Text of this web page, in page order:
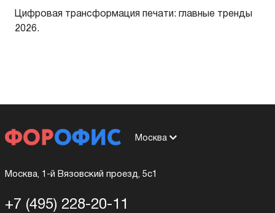
Цифровая трансформация печати: главные тренды
2026.
Москва
Москва, 1-й Вязовский проезд, 5с1
+7 (495) 228-20-11